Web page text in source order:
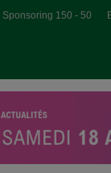
Sponsoring 150 - 50